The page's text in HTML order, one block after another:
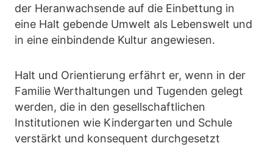
der Heranwachsende auf die Einbettung in
eine Halt gebende Umwelt als Lebenswelt und
in eine einbindende Kultur angewiesen.
Halt und Orientierung erfährt er, wenn in der
Familie Werthaltungen und Tugenden gelegt
werden, die in den gesellschaftlichen
Institutionen wie Kindergarten und Schule
verstärkt und konsequent durchgesetzt